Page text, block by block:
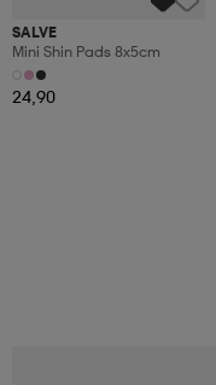
SALVE
Mini Shin Pads 8x5cm
24,90